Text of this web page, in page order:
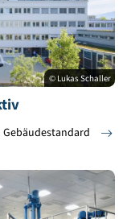
© Lukas Schaller
Gebäudestandard